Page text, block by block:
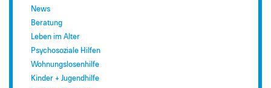
News
Beratung
Leben im Alter
Psychosoziale Hilfen
Wohnungslosenhilfe
Kinder + Jugendhilfe